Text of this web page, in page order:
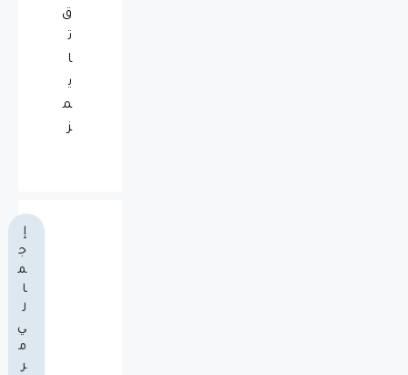
ق
ت
ا
ي
م
ز
إ
ج
م
ا
ل
ي
م
ر